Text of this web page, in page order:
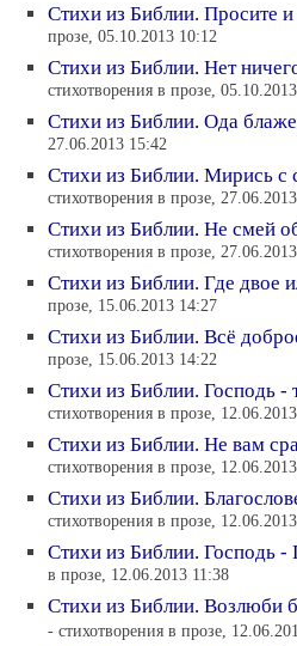
Стихи из Библии. Просите и
прозе, 05.10.2013 10:12
Стихи из Библии. Нет
стихотворения в прозе,
Стихи из Библии. Ода
27.06.2013 15:42
Стихи из Библии. Мирись с
стихотворения в прозе,
Стихи из Библии. Не смей
стихотворения в прозе,
Стихи из Библии. Где двое
прозе, 15.06.2013 14:27
Стихи из Библии. Всё
прозе, 15.06.2013 14:22
Стихи из Библии. Господь -
стихотворения в прозе,
Стихи из Библии. Не вам
стихотворения в прозе,
Стихи из Библии.
стихотворения в прозе,
Стихи из Библии. Господь
в прозе, 12.06.2013 11:38
Стихи из Библии. Возлюби
- стихотворения в прозе,